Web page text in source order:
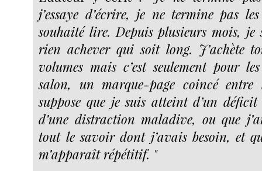
j’essaye d’écrire, je ne termine pas
souhaité lire. Depuis plusieurs mois, je
rien achever qui soit long. J’achète
volumes mais c’est seulement pour
salon, un marque-page coincé entre
suppose que je suis atteint d’un
d’une distraction maladive, ou que
tout le savoir dont j’avais besoin, et
m’apparaît répétitif. "